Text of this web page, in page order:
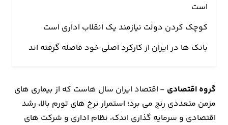
است
کوچک کردن دولت نیازمند یک انقلاب اداری است
بانک ها در ایران از کارکرد اصلی خود فاصله گرفته اند
گروه اقتصادی - اقتصاد ایران سال هاست که از بیماری های
مزمن متعددی رنج می برد؛ استمرار نرخ های تورم بالا، رشد
اقتصادی و سرمایه گذاری اندک، نظام اداری و شرکت های